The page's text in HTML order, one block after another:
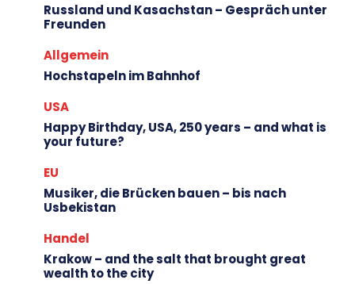
Russland und Kasachstan – Gespräch unter
Freunden
Allgemein
Hochstapeln im Bahnhof
USA
Happy Birthday, USA, 250 years – and what is
your future?
EU
Musiker, die Brücken bauen – bis nach
Usbekistan
Handel
Krakow – and the salt that brought great
wealth to the city